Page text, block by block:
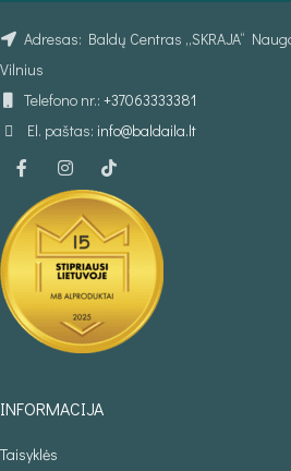
Adresas: Baldų Centras „SKRAJA“
Vilnius
Telefono nr.: +37063333381
El. paštas: info@baldaila.lt
INFORMACIJA
Taisyklės